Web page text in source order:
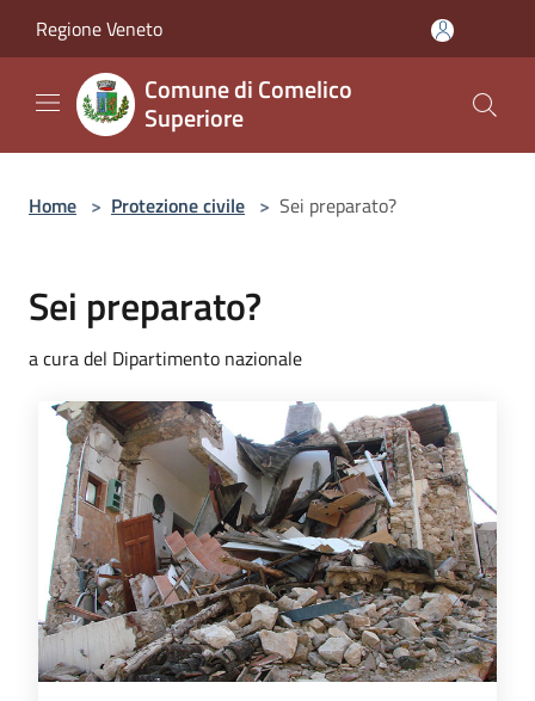
Regione Veneto
Comune di Comelico
Superiore
Home > Protezione civile > Sei preparato?
Sei preparato?
a cura del Dipartimento nazionale